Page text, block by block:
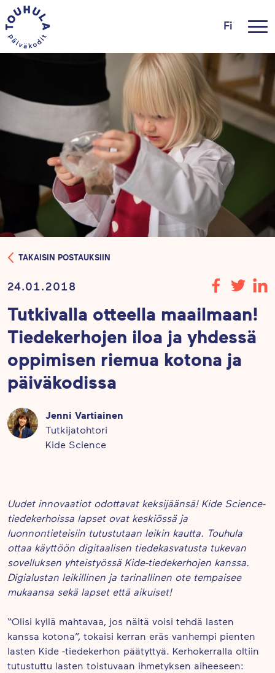
Fi
TAKAISIN POSTAUKSIIN
24.01.2018
Tutkivalla otteella maailmaan!
Tiedekerhojen iloa ja yhdessä
oppimisen riemua kotona ja
päiväkodissa
Jenni Vartiainen
Tutkijatohtori
Kide Science
Uudet innovaatiot odottavat keksijäänsä! Kide Science-
tiedekerhoissa lapset ovat keskiössä ja
luonnontieteisiin tutustutaan leikin kautta. Touhula
ottaa käyttöön digitaalisen tiedekasvatusta tukevan
sovelluksen yhteistyössä Kide-tiedekerhojen kanssa.
Digialustan leikillinen ja tarinallinen ote tempaisee
mukaansa sekä lapset että aikuiset!
“Olisi kyllä mahtavaa, jos näitä voisi tehdä lasten
kanssa kotona”, tokaisi kerran eräs vanhempi pienten
lasten Kide -tiedekerhon päätyttyä. Kerhokerralla oltiin
tutustuttu lasten toistuvaan ihmetyksen aiheeseen: